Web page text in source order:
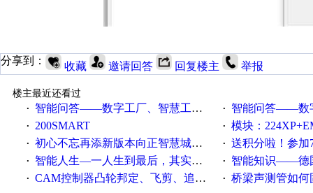
分享到： 收藏 邀请回答 回复楼主 举报
楼主最近还看过
·
智能问答——数字工厂、智慧工厂和智能制造三者的区别是什么？ · 智能问答——数字化工厂与
· 200SMART · 模块：
· 初心不忘再添新版本向正智慧城市云展厅3.0版亮相 · 送积分啦！参加7月6日
· 智能人生—一人生到最后，其实拼的都是人品 · 智能知识——德国工业崛起
· CAM控制器凸轮邦定、飞剪、追剪等C功能块 · 桥梁声测管如何固